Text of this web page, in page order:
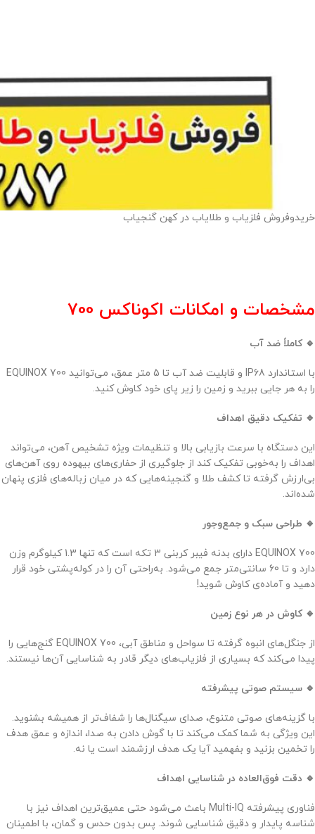
خریدوفروش فلزیاب و طلایاب در کهن گنجیاب
مشخصات و امکانات اکوناکس 700
🔹 کاملاً ضد آب
با استاندارد IP68 و قابلیت ضد آب تا 5 متر عمق، می‌توانید EQUINOX 700
را به هر جایی ببرید و زمین را زیر پای خود کاوش کنید.
🔹 تفکیک دقیق اهداف
این دستگاه با سرعت بازیابی بالا و تنظیمات ویژه تشخیص آهن، می‌تواند
اهداف را به‌خوبی تفکیک کند از جلوگیری از حفاری‌های بیهوده روی آهن‌های
بی‌ارزش گرفته تا کشف طلا و گنجینه‌هایی که در میان زباله‌های فلزی پنهان
شده‌اند.
🔹 طراحی سبک و جمع‌وجور
EQUINOX 700 دارای بدنه فیبر کربنی 3 تکه است که تنها 1.3 کیلوگرم وزن
دارد و تا 60 سانتی‌متر جمع می‌شود. به‌راحتی آن را در کوله‌پشتی خود قرار
دهید و آماده‌ی کاوش شوید!
🔹 کاوش در هر نوع زمین
از جنگل‌های انبوه گرفته تا سواحل و مناطق آبی، EQUINOX 700 گنج‌هایی را
پیدا می‌کند که بسیاری از فلزیاب‌های دیگر قادر به شناسایی آن‌ها نیستند.
🔹 سیستم صوتی پیشرفته
با گزینه‌های صوتی متنوع، صدای سیگنال‌ها را شفاف‌تر از همیشه بشنوید.
این ویژگی به شما کمک می‌کند تا با گوش دادن به صدا، اندازه و عمق هدف
را تخمین بزنید و بفهمید آیا یک هدف ارزشمند است یا نه.
🔹 دقت فوق‌العاده در شناسایی اهداف
فناوری پیشرفته Multi-IQ باعث می‌شود حتی عمیق‌ترین اهداف نیز با
شناسه پایدار و دقیق شناسایی شوند. پس بدون حدس و گمان، با اطمینان